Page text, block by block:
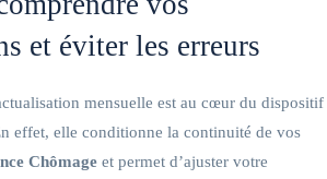
et éviter les erreurs
mensuelle est au cœur du dispositif
effet, elle conditionne la continuité de vos
Chômage et permet d’ajuster votre